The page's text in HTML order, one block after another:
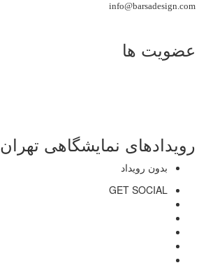
info@barsadesign.com
عضویت ها
رویدادهای نمایشگاهی تهران
بدون رویداد
GET SOCIAL